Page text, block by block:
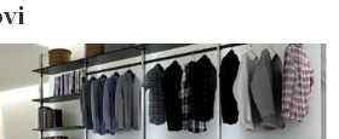
kartona. Pre montaže